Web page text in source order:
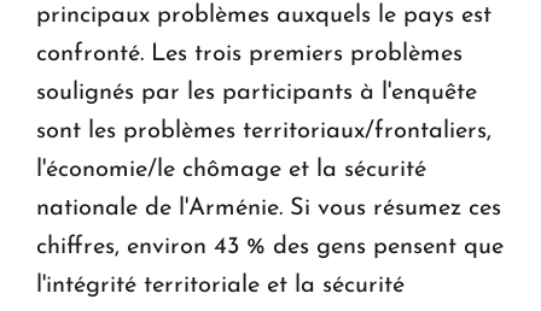
principaux problèmes auxquels le pays est
confronté. Les trois premiers problèmes
soulignés par les participants à l'enquête
sont les problèmes territoriaux/frontaliers,
l'économie/le chômage et la sécurité
nationale de l'Arménie. Si vous résumez ces
chiffres, environ 43 % des gens pensent que
l'intégrité territoriale et la sécurité